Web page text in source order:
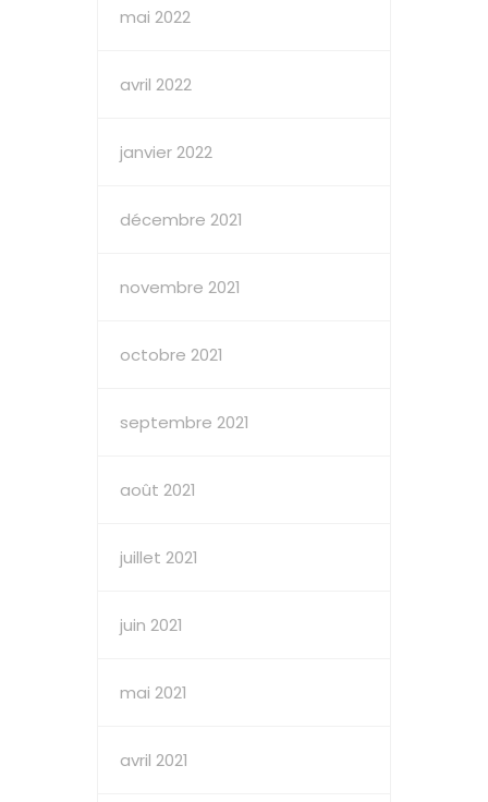
mai 2022
avril 2022
janvier 2022
décembre 2021
novembre 2021
octobre 2021
septembre 2021
août 2021
juillet 2021
juin 2021
mai 2021
avril 2021